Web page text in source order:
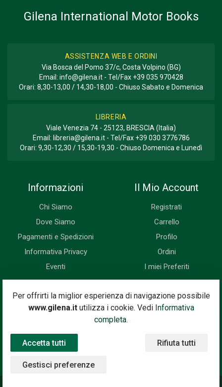
Per offrirti la miglior esperienza di navigazione possibile
www.gilena.itutilizza i cookie. Vedi Informativa
completa.
Accetta tutti Rifiuta tutti
Gestisci preferenze
Gilena International Motor Books
ASSISTENZA WEB E ORDINI
Via Bosca del Pomo 37/c, Costa Volpino (BG)
Email: info@gilena.it- Tel/Fax +39 035 970428
Orari: 8,30-13,00 / 14,30-18,00 - Chiuso Sabato e Domenica
LIBRERIA
Viale Venezia 74 - 25123, BRESCIA (Italia)
Email: libreria@gilena.it- Tel/Fax +39 030 3776786
Orari: 9,30-12,30 / 15,30-19,30 - Chiuso Domenica e Lunedì
Informazioni
Chi Siamo
Dove Siamo
Pagamenti e Spedizioni
Informativa Privacy
Eventi
Il Mio Account
Registrati
Carrello
Profilo
Ordini
I miei Preferiti
Newsletter
Iscriviti subito alla nostra newsletter. Riceverai prima di tutti le
novità, le offerte, i prossimi eventi...
Indirizzo Email
Iscriviti